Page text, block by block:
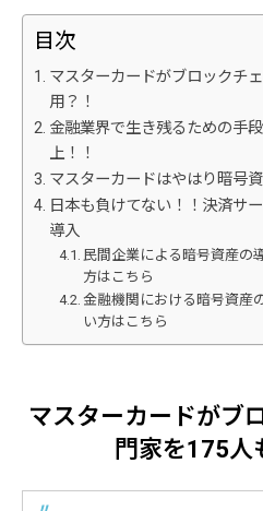
目次
マスターカードがブロックチ
用？！
金融業界で生き残るための手
上！！
マスターカードはやはり暗号
日本も負けてない！！決済サ
導入
民間企業による暗号資産の
方はこちら
金融機関における暗号資産
い方はこちら
マスターカードがブ
門家を175人